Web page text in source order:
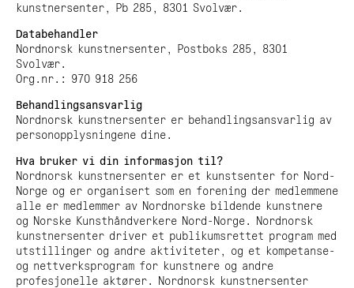
Prosjektmidler
Nyheter
Tirsdag–Søndag 10–16
Mandag Stengt
Torget 20, Svolvæer
post@nnks.no
kunstnersenter, Pb 285, 8301 Svolvær.
Databehandler
Nordnorsk kunstnersenter, Postboks 285, 8301
Svolvær.
Org.nr.: 970 918 256
Behandlingsansvarlig
Nordnorsk kunstnersenter er behandlingsansvarlig av
personopplysningene dine.
Hva bruker vi din informasjon til?
Nordnorsk kunstnersenter er et kunstsenter for Nord-
Norge og er organisert som en forening der medlemmene
alle er medlemmer av Nordnorske bildende kunstnere
og Norske Kunsthåndverkere Nord-Norge. Nordnorsk
kunstnersenter driver et publikumsrettet program med
utstillinger og andre aktiviteter, og et kompetanse-
og nettverksprogram for kunstnere og andre
profesjonelle aktører. Nordnorsk kunstnersenter